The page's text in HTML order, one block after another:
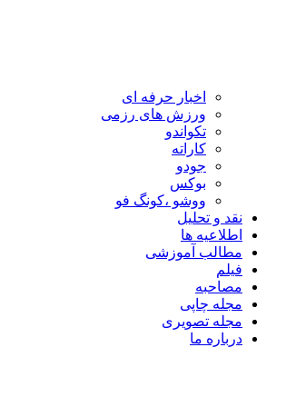
اخبار حرفه ای
ورزش های رزمی
تکواندو
کاراته
جودو
بوکس
ووشو ،کونگ فو
نقد و تحلیل
اطلاعیه ها
مطالب آموزشی
فیلم
مصاحبه
مجله چاپی
مجله تصویری
درباره ما